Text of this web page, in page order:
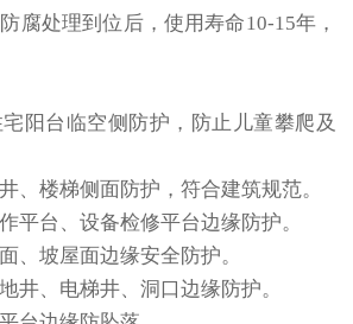
腐处理到位后，使用寿命10-15年，
阳台临空侧防护，防止儿童攀爬及
、楼梯侧面防护，符合建筑规范。
平台、设备检修平台边缘防护。
、坡屋面边缘安全防护。
井、电梯井、洞口边缘防护。